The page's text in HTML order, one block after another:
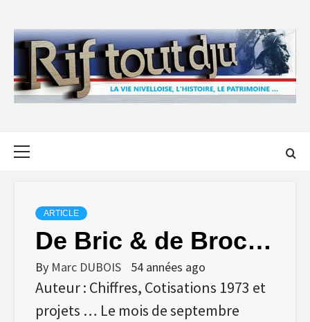
content
ARTICLE
De Bric & de Broc…
By Marc DUBOIS 54 années ago
Auteur : Chiffres, Cotisations 1973 et
projets … Le mois de septembre